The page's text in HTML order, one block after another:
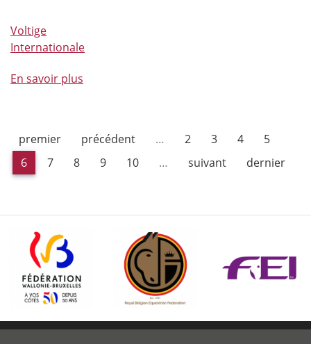
Voltige
Internationale
En savoir plus
début
de
premier précédent … 2 3 4
5
6
7 8 9 10 … suivant dernier